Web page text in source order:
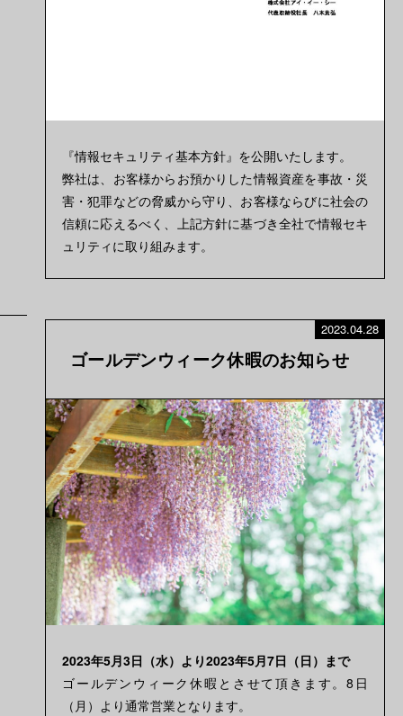
『情報セキュリティ基本方針』を公開いたします。
弊社は、お客様からお預かりした情報資産を事故・災
害・犯罪などの脅威から守り、お客様ならびに社会の
信頼に応えるべく、上記方針に基づき全社で情報セキ
ュリティに取り組みます。
2023.04.28
ゴールデンウィーク休暇のお知らせ
2023年5月3日（水）より2023年5月7日（日）まで
ゴールデンウィーク休暇とさせて頂きます。8日
（月）より通常営業となります。